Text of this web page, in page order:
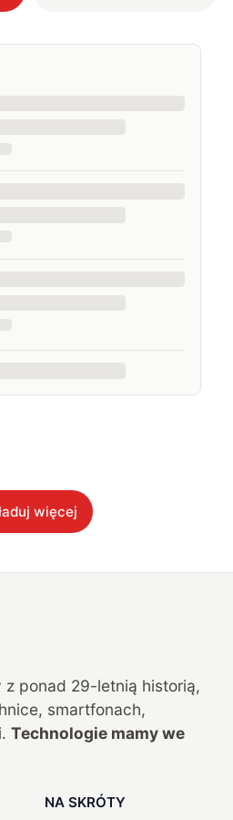
więcej
z ponad 29-letnią historią,
smartfonach,
Technologie mamy we
NA SKRÓTY